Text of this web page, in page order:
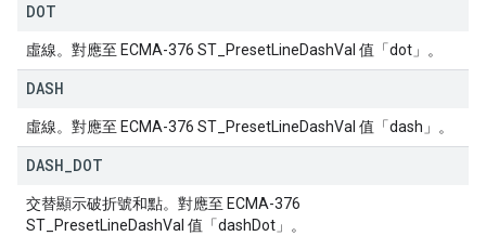
DOT
虛線。對應至 ECMA-376 ST_PresetLineDashVal 值「dot」。
DASH
虛線。對應至 ECMA-376 ST_PresetLineDashVal 值「dash」。
DASH DOT
交替顯示破折號和點。對應至 ECMA-376
ST_PresetLineDashVal 值「dashDot」。